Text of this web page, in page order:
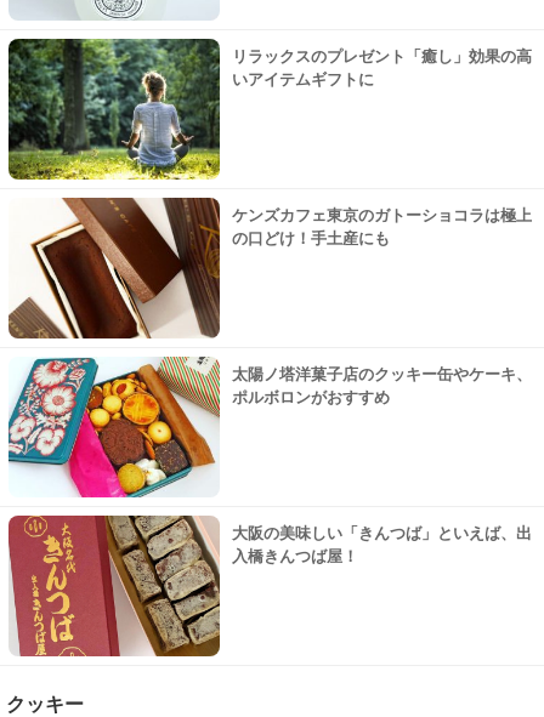
リラックスのプレゼント「癒し」効果の高
いアイテムギフトに
ケンズカフェ東京のガトーショコラは極上
の口どけ！手土産にも
太陽ノ塔洋菓子店のクッキー缶やケーキ、
ポルボロンがおすすめ
大阪の美味しい「きんつば」といえば、出
入橋きんつば屋！
クッキー